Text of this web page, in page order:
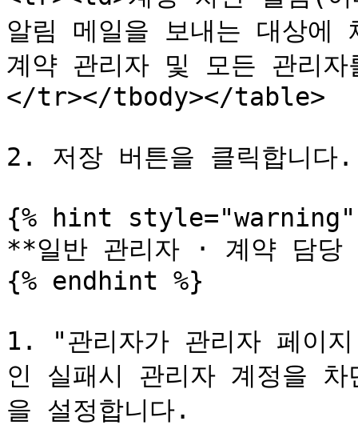
알림 메일을 보내는 대상
계약 관리자 및 모든 관리
</tr></tbody></table>
2. 저장 버튼을 클릭합니다.
{% hint style="warning"
**일반 관리자 · 계약 담당
{% endhint %}
1. "관리자가 관리자 페이
인 실패시 관리자 계정을
을 설정합니다.